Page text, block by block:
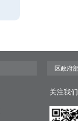
关注我们